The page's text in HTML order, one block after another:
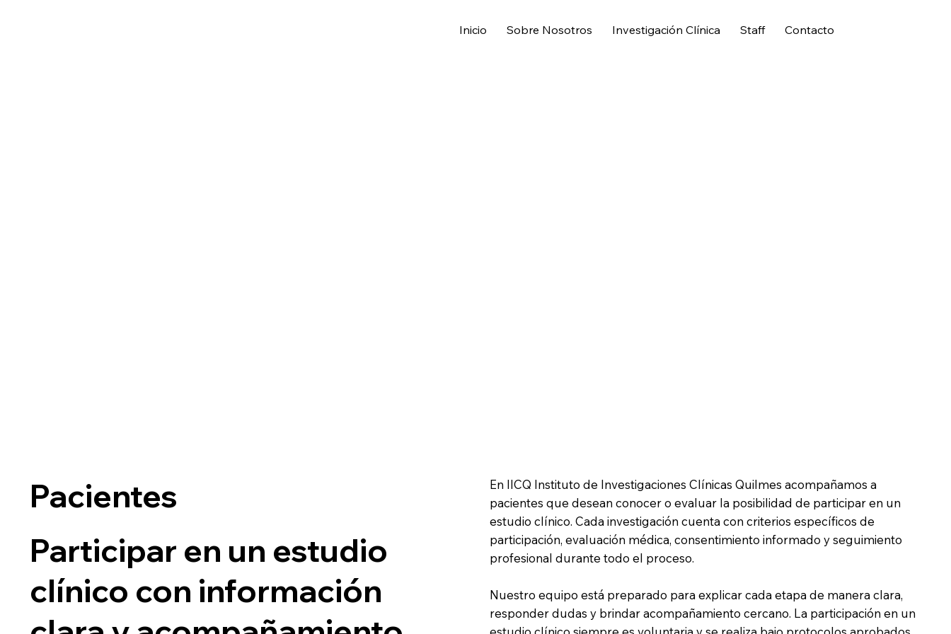
Inicio Sobre Nosotros Investigación Clínica Staff Contacto
Pacientes
Participar en un estudio
clínico con información
En IICQ Instituto de Investigaciones Clínicas Quilmes acompañamos a
pacientes que desean conocer o evaluar la posibilidad de participar en un
estudio clínico. Cada investigación cuenta con criterios específicos de
participación, evaluación médica, consentimiento informado y seguimiento
profesional durante todo el proceso.
Nuestro equipo está preparado para explicar cada etapa de manera clara,
responder dudas y brindar acompañamiento cercano. La participación en un